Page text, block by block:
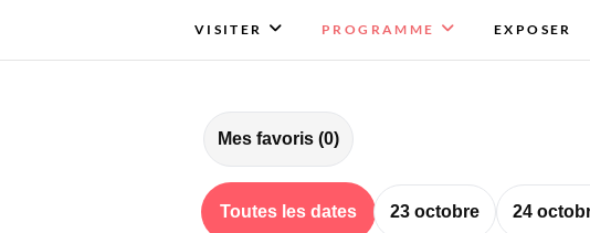
salon ARTEMISIA –
VISITER PROGRAMME EXPOSER
Mes favoris (0)
Toutes les dates 23 octobre 24